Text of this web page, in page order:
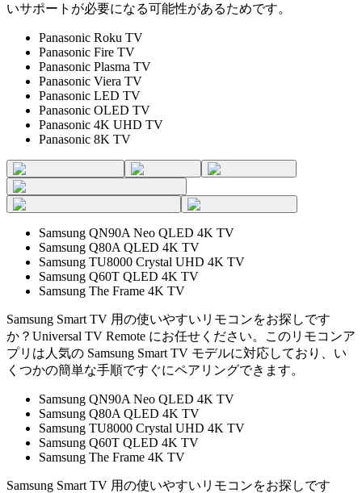
いサポートが必要になる可能性があるためです。
Panasonic Roku TV
Panasonic Fire TV
Panasonic Plasma TV
Panasonic Viera TV
Panasonic LED TV
Panasonic OLED TV
Panasonic 4K UHD TV
Panasonic 8K TV
Samsung QN90A Neo QLED 4K TV
Samsung Q80A QLED 4K TV
Samsung TU8000 Crystal UHD 4K TV
Samsung Q60T QLED 4K TV
Samsung The Frame 4K TV
Samsung Smart TV 用の使いやすいリモコンをお探しです
か？Universal TV Remote にお任せください。このリモコンア
プリは人気の Samsung Smart TV モデルに対応しており、い
くつかの簡単な手順ですぐにペアリングできます。
Samsung QN90A Neo QLED 4K TV
Samsung Q80A QLED 4K TV
Samsung TU8000 Crystal UHD 4K TV
Samsung Q60T QLED 4K TV
Samsung The Frame 4K TV
Samsung Smart TV 用の使いやすいリモコンをお探しです